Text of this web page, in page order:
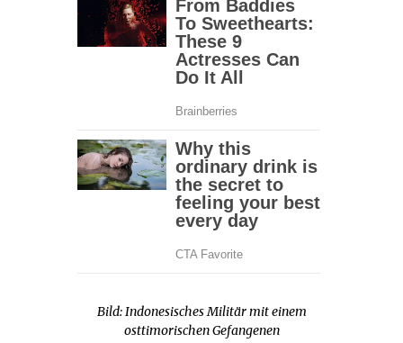
Bild: Indonesisches Militär mit einem
osttimorischen Gefangenen